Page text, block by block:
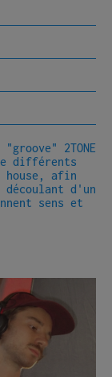
2TONE
différents
house, afin
d'un
sens et
provient
les sets de
musicale